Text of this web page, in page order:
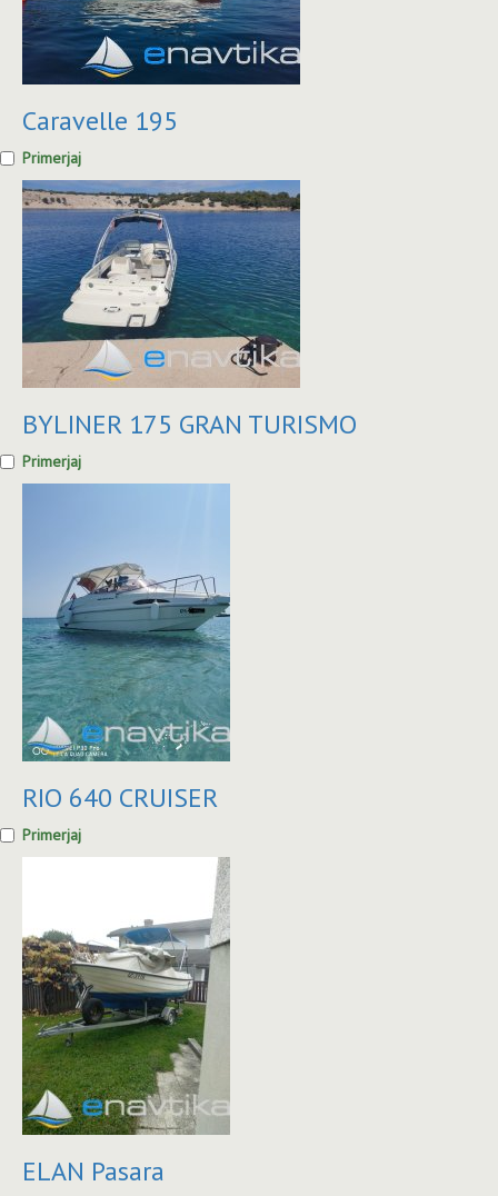
Caravelle 195
Primerjaj
BYLINER 175 GRAN TURISMO
Primerjaj
RIO 640 CRUISER
Primerjaj
ELAN Pasara